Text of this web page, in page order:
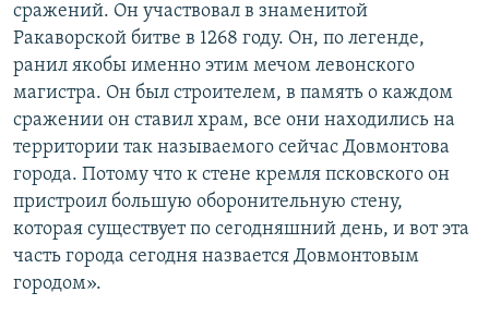
сражений. Он участвовал в знаменитой
Ракаворской битве в 1268 году. Он, по легенде,
ранил якобы именно этим мечом левонского
магистра. Он был строителем, в память о каждом
сражении он ставил храм, все они находились на
территории так называемого сейчас Довмонтова
города. Потому что к стене кремля псковского он
пристроил большую оборонительную стену,
которая существует по сегодняшний день, и вот эта
часть города сегодня назвается Довмонтовым
городом».